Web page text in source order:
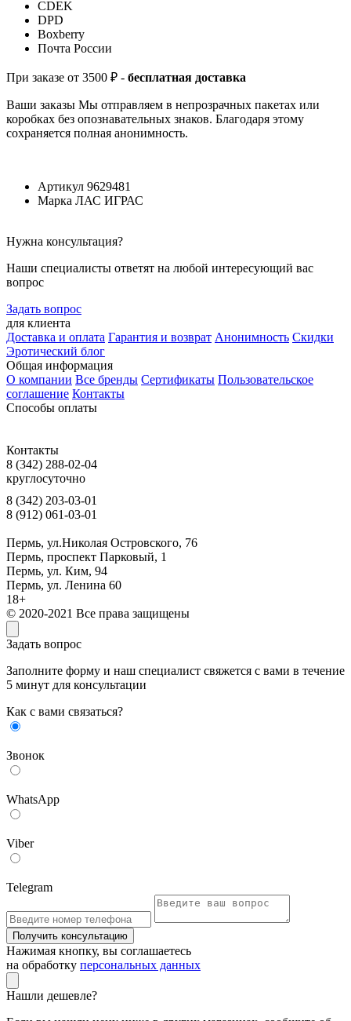
СDEK
DPD
Boxberry
Почта России
При заказе от 3500 ₽ - бесплатная доставка
Ваши заказы Мы отправляем в непрозрачных пакетах или
коробках без опознавательных знаков. Благодаря этому
сохраняется полная анонимность.
Артикул 9629481
Марка ЛАС ИГРАС
Нужна консультация?
Наши специалисты ответят на любой интересующий вас
вопрос
Задать вопрос
для клиента
Доставка и оплата Гарантия и возврат Анонимность Скидки
Эротический блог
Общая информация
О компании Все бренды Сертификаты Пользовательское
соглашение Контакты
Способы оплаты
Контакты
8 (342) 288-02-04
круглосуточно
8 (342) 203-03-01
8 (912) 061-03-01
Пермь, ул.Николая Островского, 76
Пермь, проспект Парковый, 1
Пермь, ул. Ким, 94
Пермь, ул. Ленина 60
18+
© 2020-2021 Все права защищены
Задать вопрос
Заполните форму и наш специалист свяжется с вами в течение
5 минут для консультации
Как с вами связаться?
Звонок
WhatsApp
Viber
Telegram
Получить консультацию
Нажимая кнопку, вы соглашаетесь
на обработку персональных данных
Нашли дешевле?